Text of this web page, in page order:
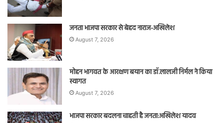
जनता भाजपा सरकार से बेहद नाराज-अखिलेश
August 7, 2026
मोहन भागवत के आरक्षण बयान का डॉ.लालजी निर्मल ने किया
स्वागत
August 7, 2026
भाजपा सरकार बदलना चाहती है जनता:अखिलेश यादव